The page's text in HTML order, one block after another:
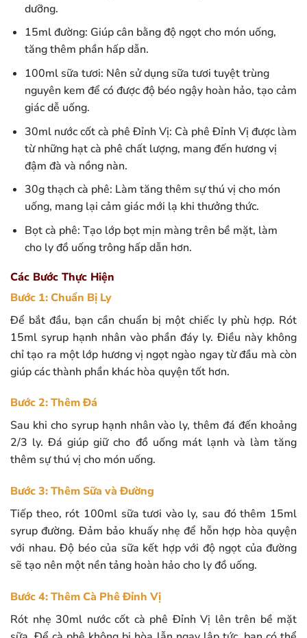
dưỡng.
15ml đường: Giúp cân bằng độ ngọt cho món uống,
tăng thêm phần hấp dẫn.
100ml sữa tươi: Nên sử dụng sữa tươi tuyệt trùng
nguyên kem để có được độ béo ngậy hoàn hảo, tạo cảm
giác dễ uống.
30ml nước cốt cà phê Đỉnh Vị: Cà phê Đỉnh Vị được làm
từ những hạt cà phê chất lượng, mang đến hương vị
đậm đà và nồng nàn.
30g thạch cà phê: Làm tăng thêm sự thú vị cho món
uống, mang lại cảm giác mới lạ khi thưởng thức.
Bọt cà phê: Tạo lớp bọt mịn màng trên bề mặt, làm
cho ly đồ uống trông hấp dẫn hơn.
Các Bước Thực Hiện
Bước 1: Chuẩn Bị Ly
Để bắt đầu, bạn cần chuẩn bị một chiếc ly phù hợp. Rót
15ml syrup hạnh nhân vào phần đáy ly. Điều này không
chỉ tạo ra một lớp hương vị ngọt ngào ngay từ đầu mà còn
giúp các thành phần khác hòa quyện tốt hơn.
Bước 2: Thêm Đá
Sau khi cho syrup hạnh nhân vào ly, thêm đá đến khoảng
2/3 ly. Đá giúp giữ cho đồ uống mát lạnh và làm tăng
thêm sự thú vị cho món uống.
Bước 3: Thêm Sữa và Đường
Tiếp theo, rót 100ml sữa tươi vào ly, sau đó thêm 15ml
syrup đường. Đảm bảo khuấy nhẹ để hỗn hợp hòa quyện
với nhau. Độ béo của sữa kết hợp với độ ngọt của đường
sẽ tạo nên một nền tảng hoàn hảo cho ly đồ uống.
Bước 4: Thêm Cà Phê Đỉnh Vị
Rót nhẹ 30ml nước cốt cà phê Đỉnh Vị lên trên bề mặt